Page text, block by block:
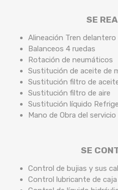
SE
Alineación Tren delantero
Balanceos 4 ruedas
Rotación de neumáticos
Sustitución de aceite de
Sustitución filtro de
Sustitución filtro de aire
Sustitución líquido
Mano de Obra del servicio
SE
Control de bujias y sus
Control lubricante de